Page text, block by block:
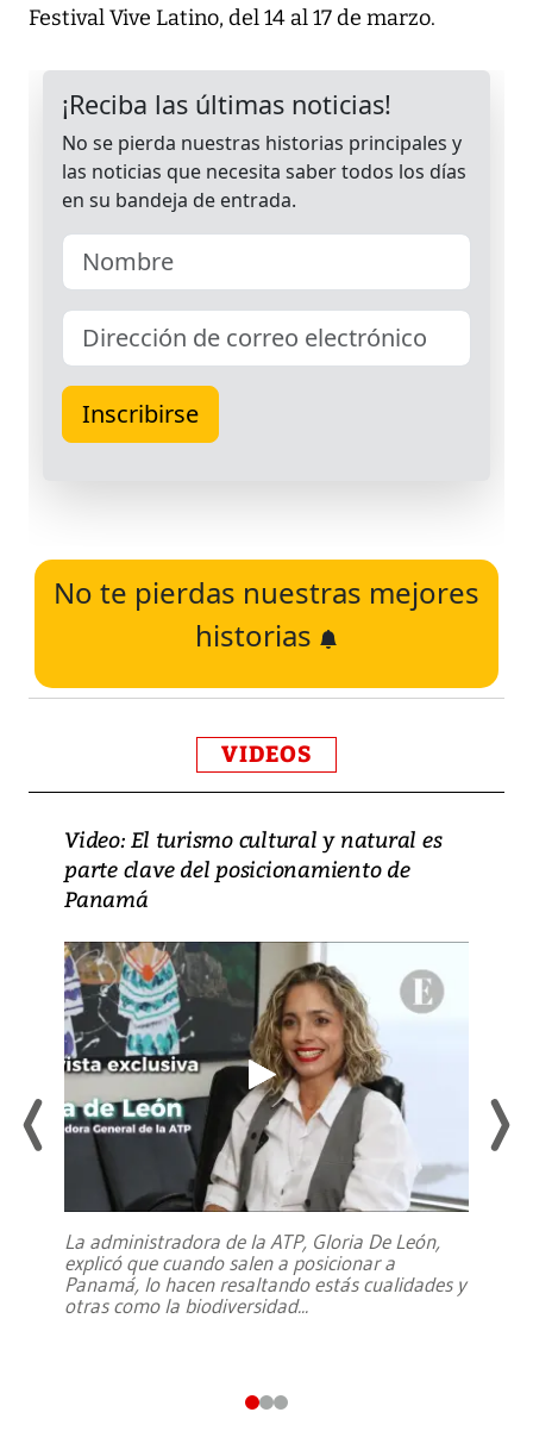
Festival Vive Latino, del 14 al 17 de marzo.
No te pierdas nuestras mejores
historias
VIDEOS
Video: El turismo cultural y natural es
parte clave del posicionamiento de
Panamá
La administradora de la ATP, Gloria De León,
explicó que cuando salen a posicionar a
Panamá, lo hacen resaltando estás cualidades y
otras como la biodiversidad...